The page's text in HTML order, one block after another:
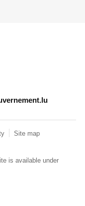
Site map
is available under